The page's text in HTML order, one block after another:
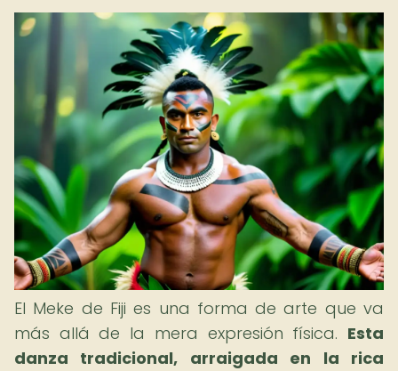
El Meke de Fiji es una forma de arte que va
más allá de la mera expresión física. Esta
danza tradicional, arraigada en la rica